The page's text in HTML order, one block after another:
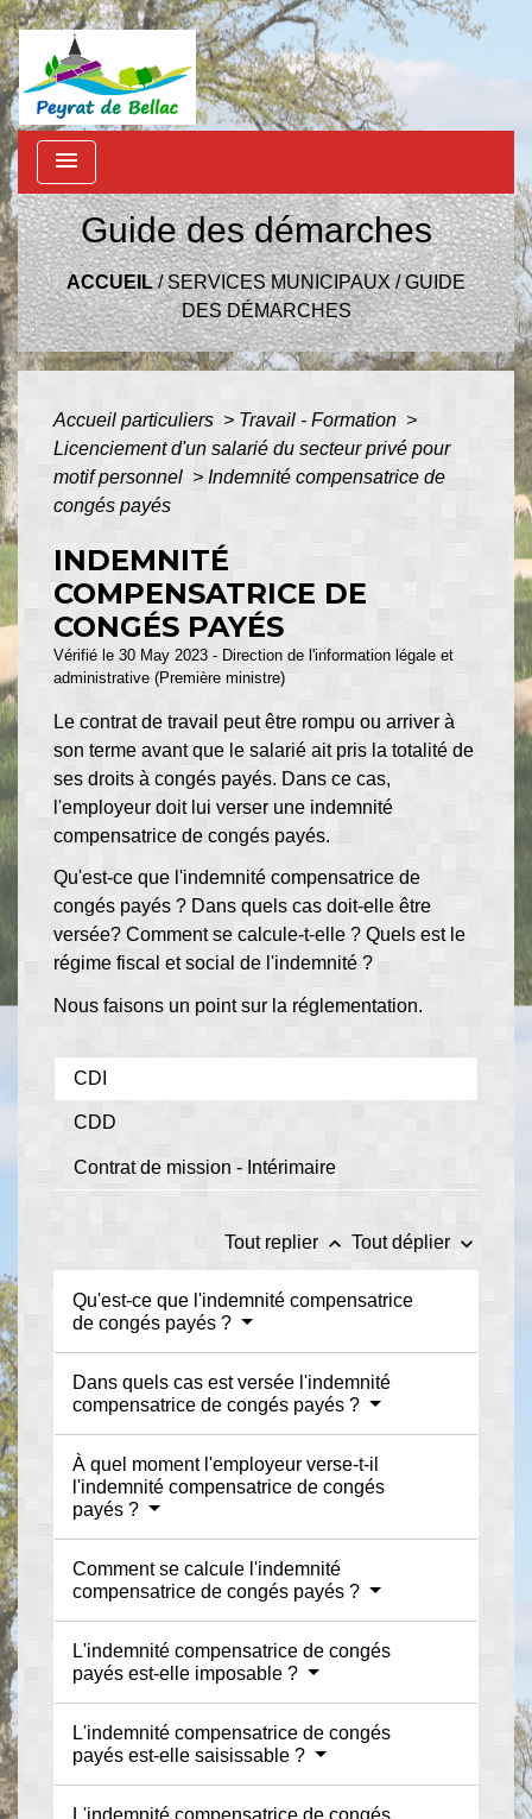
menu
Guide des démarches
ACCUEIL/SERVICES MUNICIPAUX/GUIDE
DES DÉMARCHES
Accueil particuliers > Travail - Formation >
Licenciement d'un salarié du secteur privé pour
motif personnel > Indemnité compensatrice de
congés payés
INDEMNITÉ
COMPENSATRICE DE
CONGÉS PAYÉS
Vérifié le 30 May 2023 - Direction de l'information légale et
administrative (Première ministre)
Le contrat de travail peut être rompu ou arriver à
son terme avant que le salarié ait pris la totalité de
ses droits à congés payés. Dans ce cas,
l'employeur doit lui verser une indemnité
compensatrice de congés payés.
Qu'est-ce que l'indemnité compensatrice de
congés payés ? Dans quels cas doit-elle être
versée? Comment se calcule-t-elle ? Quels est le
régime fiscal et social de l'indemnité ?
Nous faisons un point sur la réglementation.
CDI
CDD
Contrat de mission - Intérimaire
Tout replier keyboard_arrow_up Tout déplier keyboard_arrow_down
Qu'est-ce que l'indemnité compensatrice
de congés payés ?
Dans quels cas est versée l'indemnité
compensatrice de congés payés ?
À quel moment l'employeur verse-t-il
l'indemnité compensatrice de congés
payés ?
Comment se calcule l'indemnité
compensatrice de congés payés ?
L'indemnité compensatrice de congés
payés est-elle imposable ?
L'indemnité compensatrice de congés
payés est-elle saisissable ?
L'indemnité compensatrice de congés